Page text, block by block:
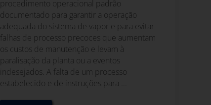
procedimento operacional padrão
documentado para garantir a operação
adequada do sistema de vapor e para evitar
falhas de processo precoces que aumentam
os custos de manutenção e levam à
paralisação da planta ou a eventos
indesejados. A falta de um processo
estabelecido e de instruções para ...